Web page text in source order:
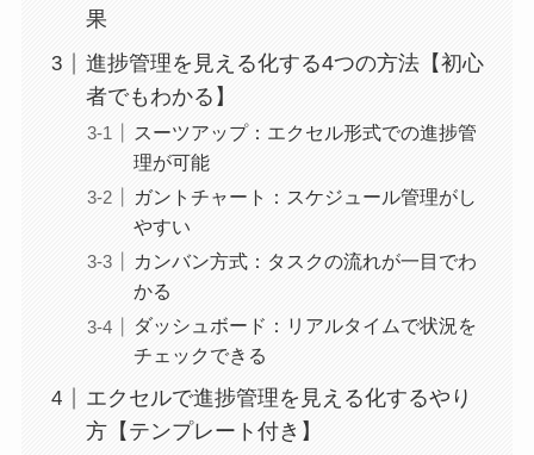
果
進捗管理を見える化する4つの方法【初心
者でもわかる】
スーツアップ：エクセル形式での進捗管
理が可能
ガントチャート：スケジュール管理がし
やすい
カンバン方式：タスクの流れが一目でわ
かる
ダッシュボード：リアルタイムで状況を
チェックできる
エクセルで進捗管理を見える化するやり
方【テンプレート付き】